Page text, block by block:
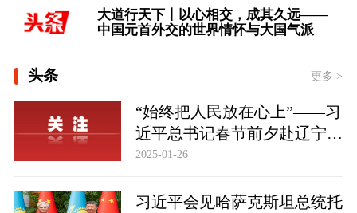
中国元首外交的世界情怀与大国气派
体育事业” ]
大道行天下丨以心相交，成其久远——
中国元首外交的世界情怀与大国气派
头条 更多 >
“始终把人民放在心上”——习
近平总书记春节前夕赴辽宁看
望慰问基层干部群众纪实
2025-01-26
习近平会见哈萨克斯坦总统托